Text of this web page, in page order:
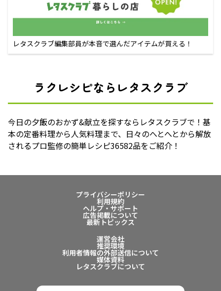
レタスクラブ編集部員が本音で選んだアイテムが買える！
ラクレシピならレタスクラブ
今日の夕飯のおかず&献立を探すならレタスクラブで！基
本の定番料理から人気料理まで、日々のへとへとから解放
されるプロ監修の簡単レシピ36582品をご紹介！
プライバシーポリシー
利用規約
ヘルプ・サポート
広告掲載について
最新トピックス
運営会社
推奨環境
利用者情報の外部送信について
媒体資料
レタスクラブについて